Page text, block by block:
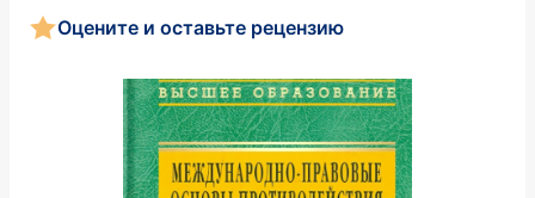
Оцените и оставьте рецензию